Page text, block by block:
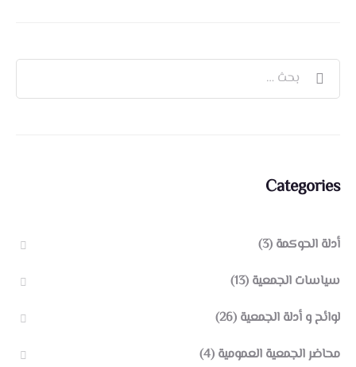
Categories
أدلة الحوكمة (3)
سياسات الجمعية (13)
لوائح و أدلة الجمعية (26)
محاضر الجمعية العمومية (4)